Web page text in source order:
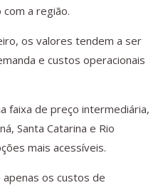
a região.
os valores tendem a ser
e custos operacionais
faixa de preço intermediária,
Santa Catarina e Rio
mais acessíveis.
os custos de